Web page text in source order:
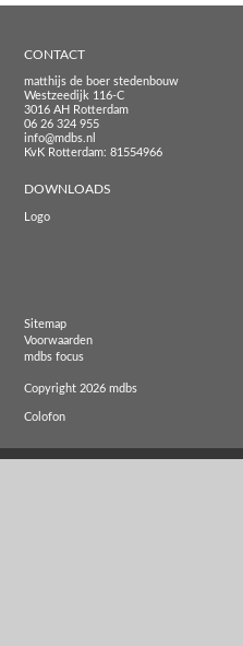
CONTACT
matthijs de boer stedenbouw
Westzeedijk 116-C
3016 AH Rotterdam
06 26 324 955
info@mdbs.nl
KvK Rotterdam: 81554966
DOWNLOADS
Logo
Sitemap
Voorwaarden
mdbs focus
Copyright 2026 mdbs
Colofon